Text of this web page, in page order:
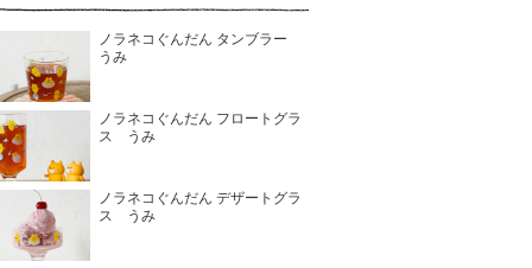
ノラネコぐんだん タンブラー
うみ
ノラネコぐんだん フロートグラ
ス うみ
ノラネコぐんだん デザートグラ
ス うみ